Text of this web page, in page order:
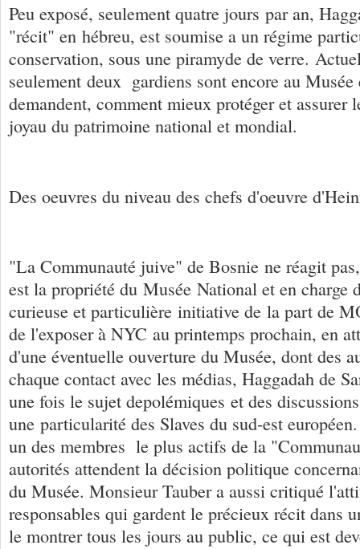
Peu exposé, seulement quatre jours par an,
"récit" en hébreu, est soumise a un régime
conservation, sous une piramyde de verre.
seulement deux gardiens sont encore au Musée
demandent, comment mieux protéger et
joyau du patrimoine national et mondial.
Des oeuvres du niveau des chefs d'oeuvre
"La Communauté juive" de Bosnie ne réagit
est la propriété du Musée National et en charge
curieuse et particulière initiative de la part de
de l'exposer à NYC au printemps prochain, en
d'une éventuelle ouverture du Musée, dont des
chaque contact avec les médias, Haggadah de
une fois le sujet depolémiques et des
une particularité des Slaves du sud-est
un des membres le plus actifs de la
autorités attendent la décision politique
du Musée. Monsieur Tauber a aussi critiqué
responsables qui gardent le précieux récit dans
le montrer tous les jours au public, ce qui est